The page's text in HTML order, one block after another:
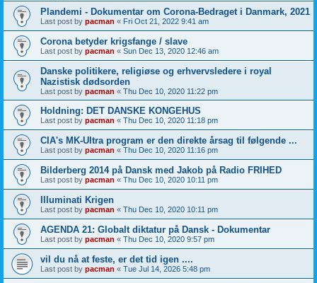
Plandemi - Dokumentar om Corona-Bedraget i Danmark, 2021
Last post by pacman « Fri Oct 21, 2022 9:41 am
Corona betyder krigsfange / slave
Last post by pacman « Sun Dec 13, 2020 12:46 am
Danske politikere, religiøse og erhvervsledere i royal
Nazistisk dødsorden
Last post by pacman « Thu Dec 10, 2020 11:22 pm
Holdning: DET DANSKE KONGEHUS
Last post by pacman « Thu Dec 10, 2020 11:18 pm
CIA's MK-Ultra program er den direkte årsag til følgende ...
Last post by pacman « Thu Dec 10, 2020 11:16 pm
Bilderberg 2014 på Dansk med Jakob på Radio FRIHED
Last post by pacman « Thu Dec 10, 2020 10:11 pm
Illuminati Krigen
Last post by pacman « Thu Dec 10, 2020 10:11 pm
AGENDA 21: Globalt diktatur på Dansk - Dokumentar
Last post by pacman « Thu Dec 10, 2020 9:57 pm
vil du nå at feste, er det tid igen ....
Last post by pacman « Tue Jul 14, 2026 5:48 pm